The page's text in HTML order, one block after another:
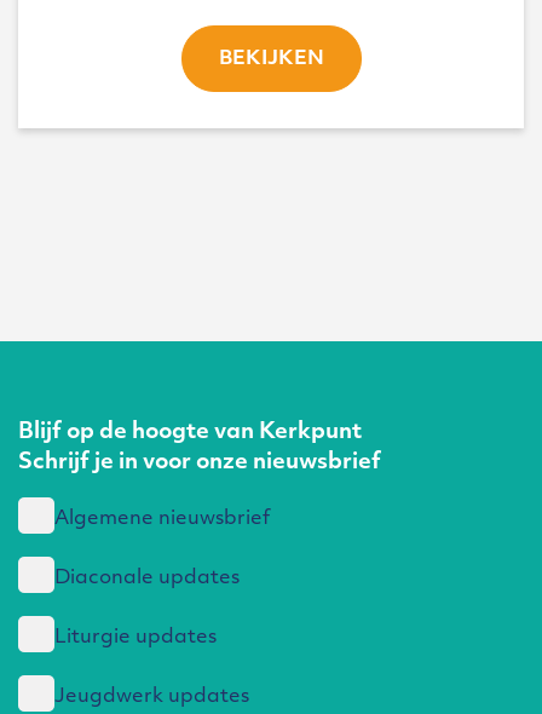
BEKIJKEN
Blijf op de hoogte van Kerkpunt
Schrijf je in voor onze nieuwsbrief
Algemene nieuwsbrief
Diaconale updates
Liturgie updates
Jeugdwerk updates